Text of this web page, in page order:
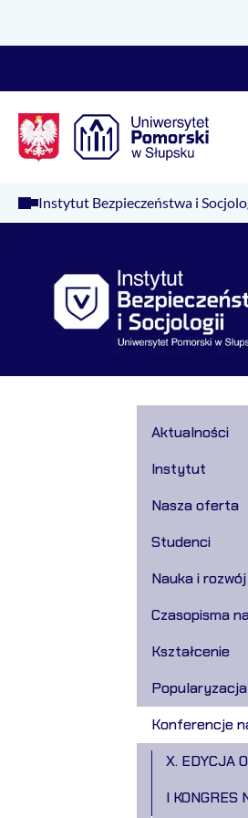
Instytut Bezpieczeństwa i
Aktualności
Instytut
Nasza oferta
Studenci
Nauka i rozwój
Czasopisma
Kształcenie
Konferencje
X. EDYCJA
I KONGRES